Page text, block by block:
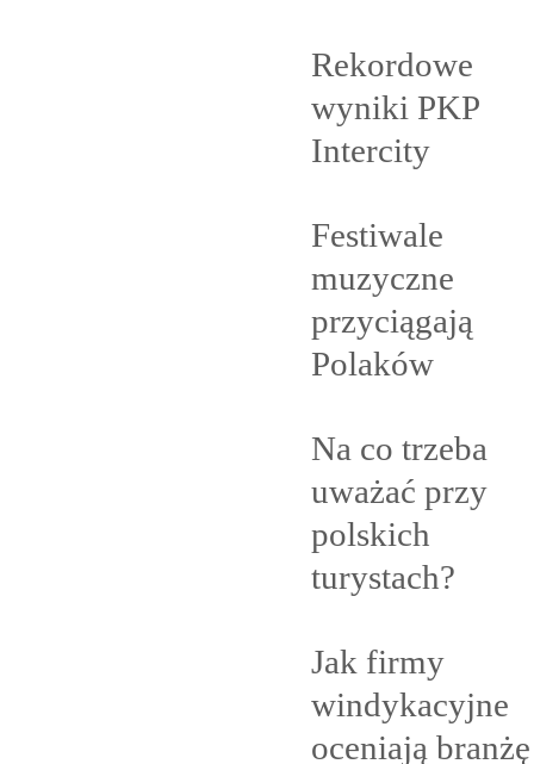
Rekordowe
wyniki PKP
Intercity
Festiwale
muzyczne
przyciągają
Polaków
Na co trzeba
uważać przy
polskich
turystach?
Jak firmy
windykacyjne
oceniają branżę